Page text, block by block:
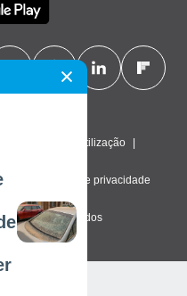
Termos de utilização
Definições de privacidade
direitos reservados